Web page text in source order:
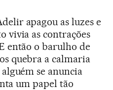
apagou as luzes e
vivia as contrações
então o barulho de
quebra a calmaria
se anuncia
um papel tão